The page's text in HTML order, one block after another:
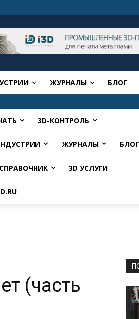
ЖУРНАЛЫ БЛОГ
3D-КОНТРОЛЬ
ЖУРНАЛЫ БЛОГ
СПРАВОЧНИК 3D УСЛУГИ
(часть